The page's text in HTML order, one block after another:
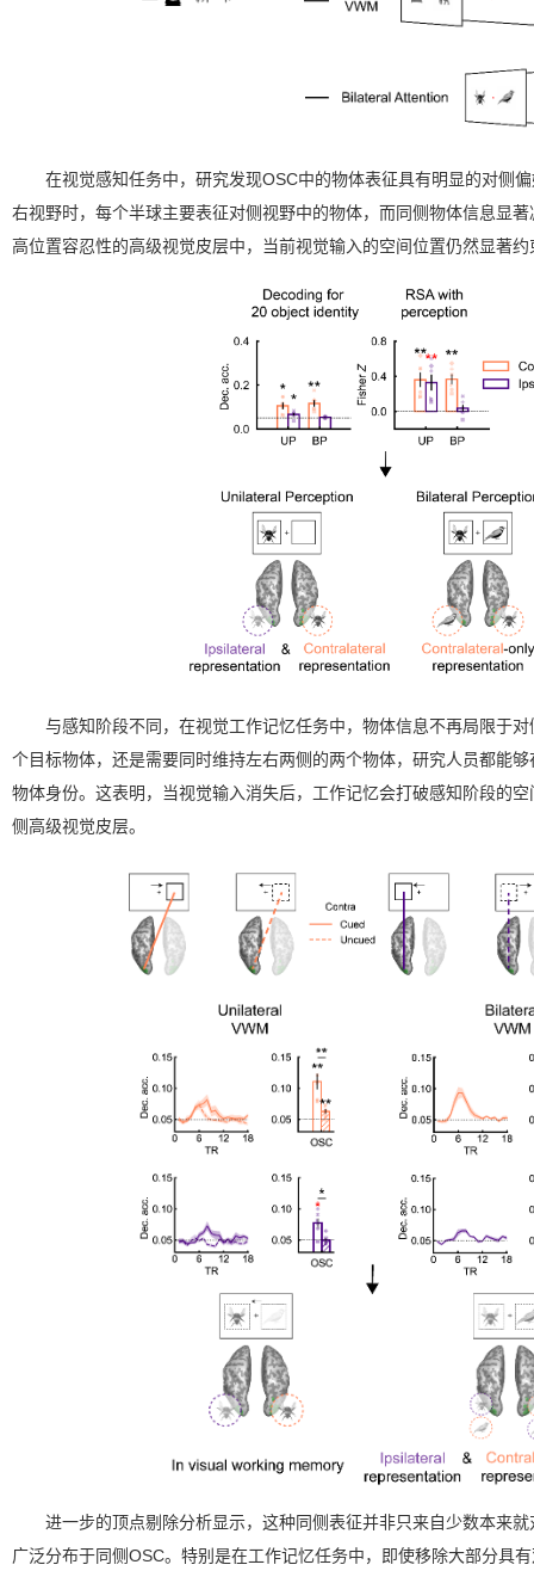
在视觉感知任务中，研究发现OSC中的物体表征具有明显的对侧
右视野时，每个半球主要表征对侧视野中的物体，而同侧物体信息显
高位置容忍性的高级视觉皮层中，当前视觉输入的空间位置仍然显著
与感知阶段不同，在视觉工作记忆任务中，物体信息不再局限于
个目标物体，还是需要同时维持左右两侧的两个物体，研究人员都能
物体身份。这表明，当视觉输入消失后，工作记忆会打破感知阶段的
侧高级视觉皮层。
进一步的顶点剔除分析显示，这种同侧表征并非只来自少数本来
广泛分布于同侧OSC。特别是在工作记忆任务中，即使移除大部分具